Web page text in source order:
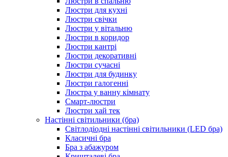
Люстри для кухні
Люстри свічки
Люстри у вітальню
Люстри в коридор
Люстри кантрі
Люстри декоративні
Люстри сучасні
Люстри для будинку
Люстри галогенні
Люстра у ванну кімнату
Смарт-люстри
Люстри хай тек
Настінні світильники (бра)
Світлодіодні настінні світильники (LED бра)
Класичні бра
Бра з абажуром